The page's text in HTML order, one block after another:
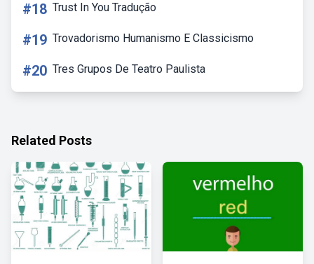
#18 Trust In You Tradução
#19 Trovadorismo Humanismo E Classicismo
#20 Tres Grupos De Teatro Paulista
Related Posts